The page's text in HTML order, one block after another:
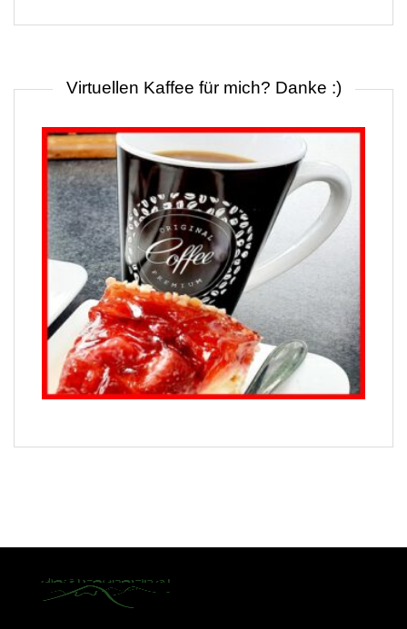
Virtuellen Kaffee für mich? Danke :)